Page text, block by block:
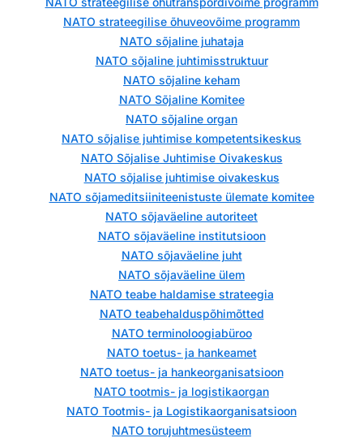
NATO strateegilise õhuveovõime programm
NATO sõjaline juhataja
NATO sõjaline juhtimisstruktuur
NATO sõjaline keham
NATO Sõjaline Komitee
NATO sõjaline organ
NATO sõjalise juhtimise kompetentsikeskus
NATO Sõjalise Juhtimise Oivakeskus
NATO sõjalise juhtimise oivakeskus
NATO sõjameditsiiniteenistuste ülemate komitee
NATO sõjaväeline autoriteet
NATO sõjaväeline institutsioon
NATO sõjaväeline juht
NATO sõjaväeline ülem
NATO teabe haldamise strateegia
NATO teabehalduspõhimõtted
NATO terminoloogiabüroo
NATO toetus- ja hankeamet
NATO toetus- ja hankeorganisatsioon
NATO tootmis- ja logistikaorgan
NATO Tootmis- ja Logistikaorganisatsioon
NATO torujuhtmesüsteem